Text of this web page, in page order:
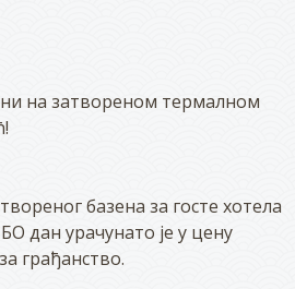
на затвореном термалном
базена за госте хотела
дан урачунато је у цену
грађанство.